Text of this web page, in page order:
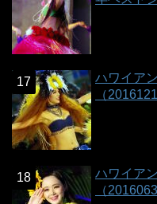
ハワイア
（
ハワイア
（